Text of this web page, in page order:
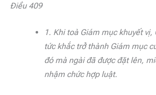
Điều 409
1. Khi toà Giám mục khuyết vị,
tức khắc trở thành Giám mục
đó mà ngài đã được đặt lên,
nhậm chức hợp luật.